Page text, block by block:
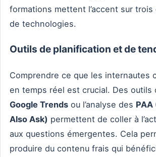
formations mettent l’accent sur trois
de technologies.
Outils de planification et de
Comprendre ce que les internautes
en temps réel est crucial. Des outils
Google Trends ou l’analyse des PAA
Also Ask) permettent de coller à
aux questions émergentes. Cela
produire du contenu frais qui